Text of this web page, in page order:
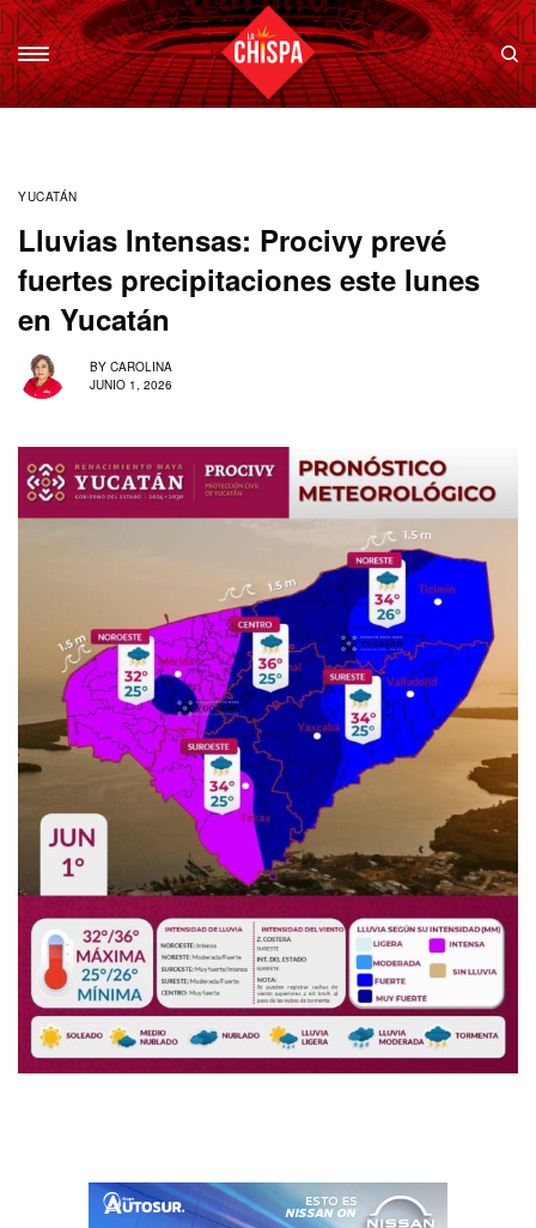
YUCATÁN
Lluvias Intensas: Procivy prevé
fuertes precipitaciones este lunes
en Yucatán
BY CAROLINA
JUNIO 1, 2026